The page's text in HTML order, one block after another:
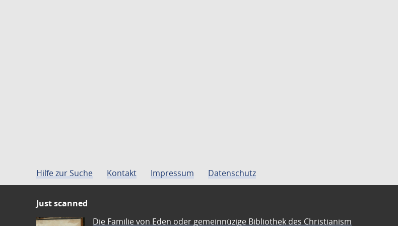
Hilfe zur Suche Kontakt Impressum Datenschutz
Just scanned
Die Familie von Eden oder gemeinnüzige Bibliothek des Christianism